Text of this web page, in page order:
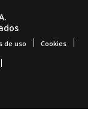
de uso Cookies